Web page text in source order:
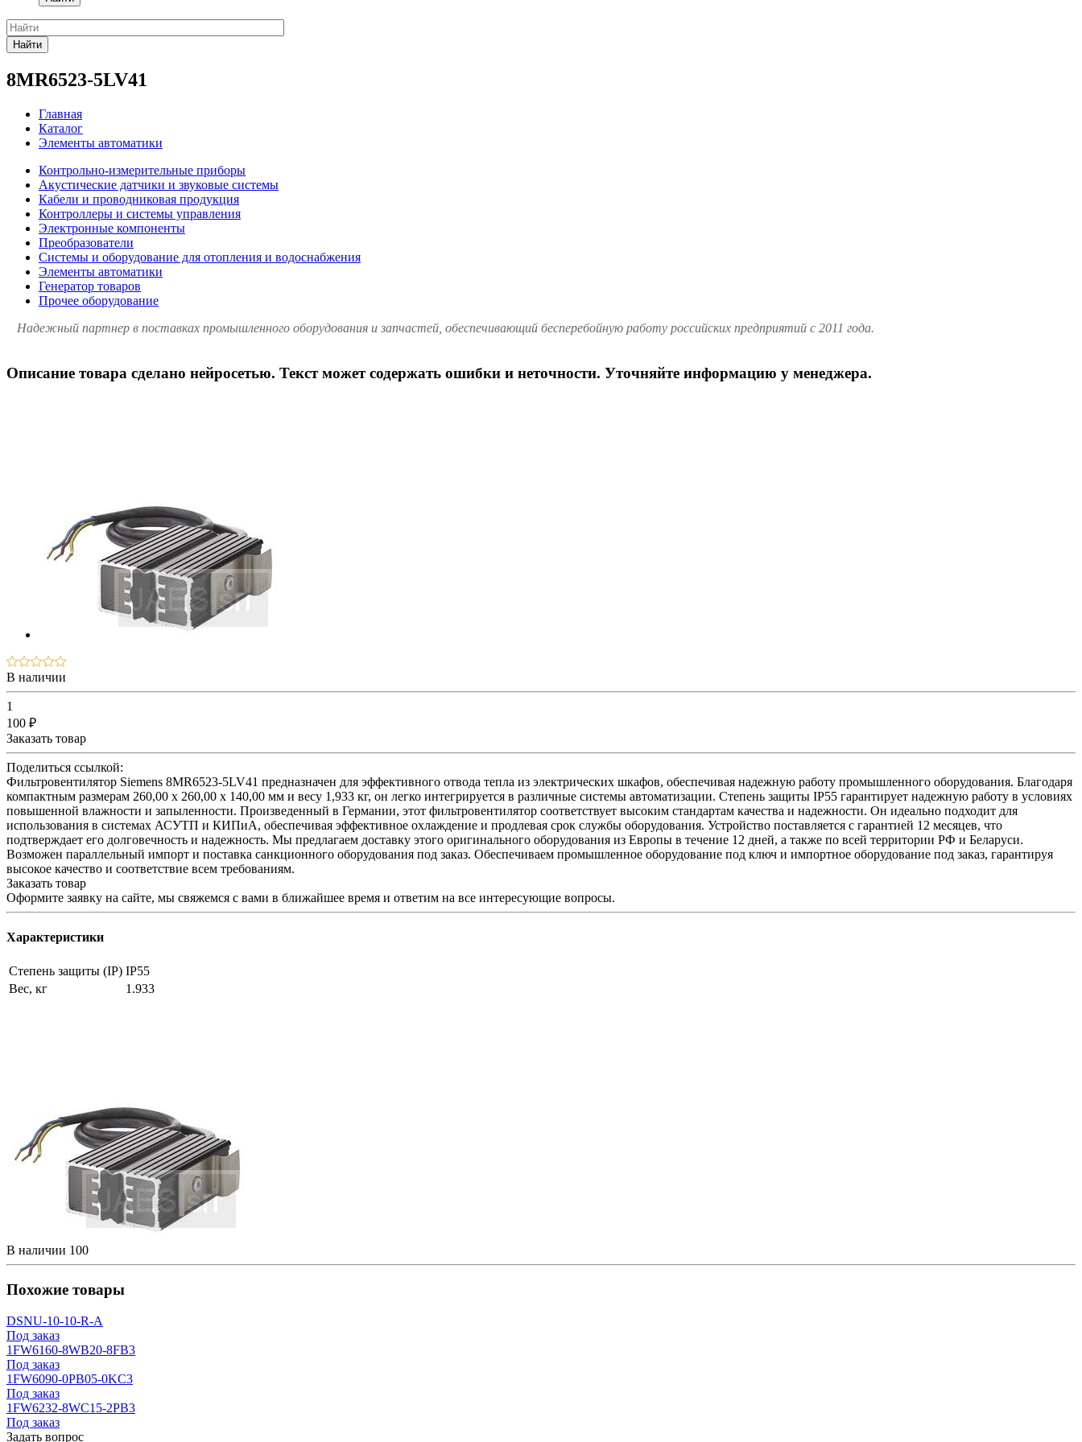
Найти
8MR6523-5LV41
Главная
Каталог
Элементы автоматики
Контрольно-измерительные приборы
Акустические датчики и звуковые системы
Кабели и проводниковая продукция
Контроллеры и системы управления
Электронные компоненты
Преобразователи
Системы и оборудование для отопления и водоснабжения
Элементы автоматики
Генератор товаров
Прочее оборудование
Надежный партнер в поставках промышленного оборудования и запчастей, обеспечивающий бесперебойную работу российских предприятий с 2011 года.
Описание товара сделано нейросетью. Текст может содержать ошибки и неточности. Уточняйте информацию у менеджера.
В наличии
1
100 ₽
Заказать товар
Поделиться ссылкой:
Фильтровентилятор Siemens 8MR6523-5LV41 предназначен для эффективного отвода тепла из электрических шкафов, обеспечивая надежную работу промышленного оборудования. Благодаря
компактным размерам 260,00 x 260,00 x 140,00 мм и весу 1,933 кг, он легко интегрируется в различные системы автоматизации. Степень защиты IP55 гарантирует надежную работу в условиях
повышенной влажности и запыленности. Произведенный в Германии, этот фильтровентилятор соответствует высоким стандартам качества и надежности. Он идеально подходит для
использования в системах АСУТП и КИПиА, обеспечивая эффективное охлаждение и продлевая срок службы оборудования. Устройство поставляется с гарантией 12 месяцев, что
подтверждает его долговечность и надежность. Мы предлагаем доставку этого оригинального оборудования из Европы в течение 12 дней, а также по всей территории РФ и Беларуси.
Возможен параллельный импорт и поставка санкционного оборудования под заказ. Обеспечиваем промышленное оборудование под ключ и импортное оборудование под заказ, гарантируя
высокое качество и соответствие всем требованиям.
Заказать товар
Оформите заявку на сайте, мы свяжемся с вами в ближайшее время и ответим на все интересующие вопросы.
Характеристики
Степень защиты (IP) IP55
Вес, кг
1.933
В наличии 100
Похожие товары
DSNU-10-10-R-A
Под заказ
1FW6160-8WB20-8FB3
Под заказ
1FW6090-0PB05-0KC3
Под заказ
1FW6232-8WC15-2PB3
Под заказ
Задать вопрос